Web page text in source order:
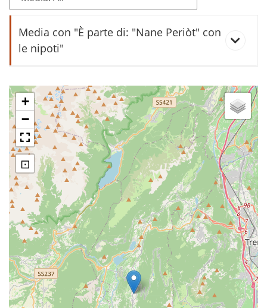
Media con "È parte di: "Nane Periòt" con
le nipoti"
Ritratto di Giovanni Dorigatti -
Nane Periòt
+
−
⊡